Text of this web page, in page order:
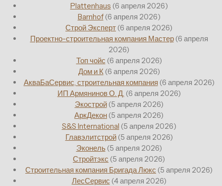
Plattenhaus (6 апреля 2026)
Barnhof (6 апреля 2026)
Строй Эксперт (6 апреля 2026)
Проектно-строительная компания Мастер (6 апреля
2026)
Топ чойс (6 апреля 2026)
Дом и К (6 апреля 2026)
АкваБаСервис, строительная компания (6 апреля 2026)
ИП Армянинов О. Д. (6 апреля 2026)
Экострой (5 апреля 2026)
АркДекон (5 апреля 2026)
S&S International (5 апреля 2026)
Главэлитстрой (5 апреля 2026)
Эконель (5 апреля 2026)
Стройтэкс (5 апреля 2026)
Строительная компания Бригада Люкс (5 апреля 2026)
ЛесСервис (4 апреля 2026)